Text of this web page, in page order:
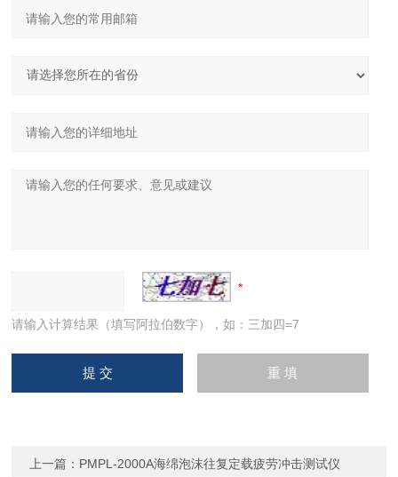
请输入计算结果（填写阿拉伯数字），如：三加四=7
上一篇： PMPL-2000A海绵泡沫往复定载疲劳冲击测试仪